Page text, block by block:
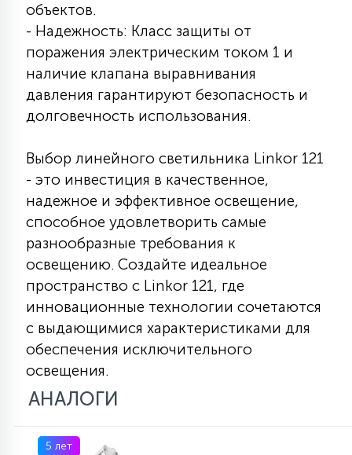
объектов.
- Надежность: Класс защиты от
поражения электрическим током 1 и
наличие клапана выравнивания
давления гарантируют безопасность и
долговечность использования.
Выбор линейного светильника Linkor 121
- это инвестиция в качественное,
надежное и эффективное освещение,
способное удовлетворить самые
разнообразные требования к
освещению. Создайте идеальное
пространство с Linkor 121, где
инновационные технологии сочетаются
с выдающимися характеристиками для
обеспечения исключительного
освещения.
АНАЛОГИ
5 лет